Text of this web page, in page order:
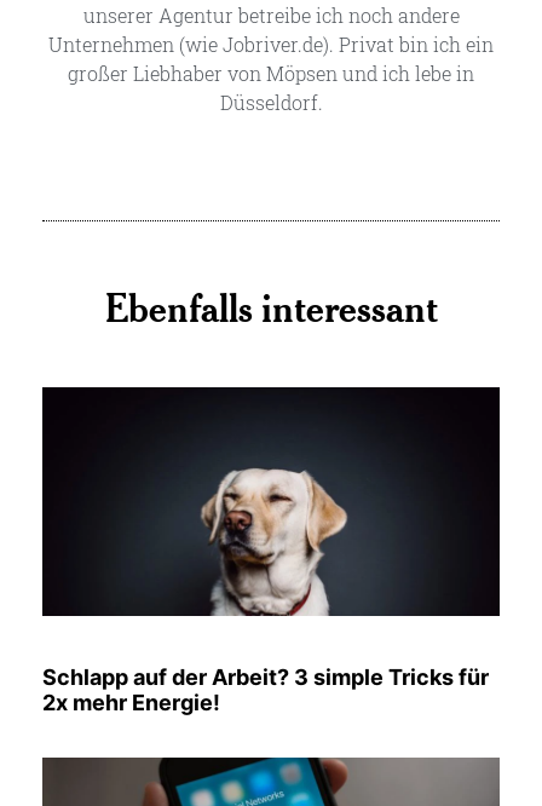
unserer Agentur betreibe ich noch andere
Unternehmen (wie Jobriver.de). Privat bin ich ein
großer Liebhaber von Möpsen und ich lebe in
Düsseldorf.
Ebenfalls interessant
Schlapp auf der Arbeit? 3 simple Tricks für
2x mehr Energie!